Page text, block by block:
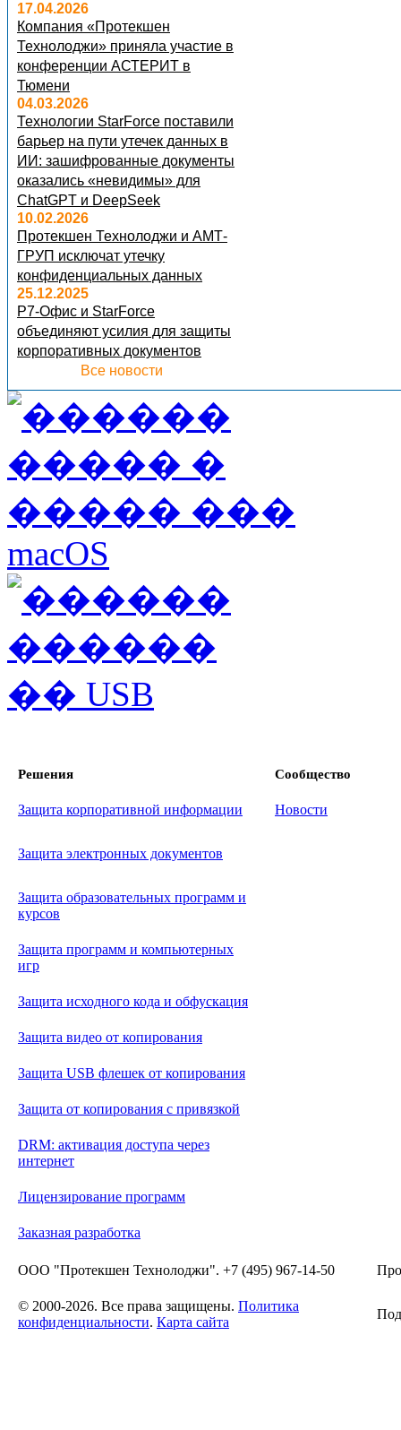
17.04.2026
Компания «Протекшен
Технолоджи» приняла участие в
конференции АСТЕРИТ в
Тюмени
04.03.2026
Технологии StarForce поставили
барьер на пути утечек данных в
ИИ: зашифрованные документы
оказались «невидимы» для
ChatGPT и DeepSeek
10.02.2026
Протекшен Технолоджи и АМТ-
ГРУП исключат утечку
конфиденциальных данных
25.12.2025
Р7-Офис и StarForce
объединяют усилия для защиты
корпоративных документов
Все новости
Решения Сообщество
Защита корпоративной информации Новости
Защита электронных документов
Защита образовательных программ и
курсов
Защита программ и компьютерных
игр
Защита исходного кода и обфускация
Защита видео от копирования
Защита USB флешек от копирования
Защита от копирования с привязкой
DRM: активация доступа через
интернет
Лицензирование программ
Заказная разработка
ООО "Протекшен Технолоджи". +7 (495) 967-14-50
© 2000-2026. Все права защищены. Политика
конфиденциальности. Карта сайта